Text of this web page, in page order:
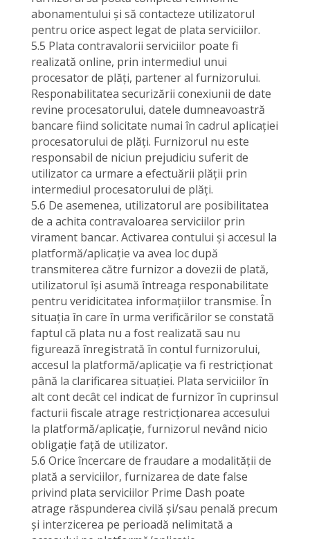
abonamentului și să contacteze utilizatorul
pentru orice aspect legat de plata serviciilor.
5.5 Plata contravalorii serviciilor poate fi
realizată online, prin intermediul unui
procesator de plăți, partener al furnizorului.
Responabilitatea securizării conexiunii de date
revine procesatorului, datele dumneavoastră
bancare fiind solicitate numai în cadrul aplicației
procesatorului de plăți. Furnizorul nu este
responsabil de niciun prejudiciu suferit de
utilizator ca urmare a efectuării plății prin
intermediul procesatorului de plăți.
5.6 De asemenea, utilizatorul are posibilitatea
de a achita contravaloarea serviciilor prin
virament bancar. Activarea contului și accesul la
platformă/aplicație va avea loc după
transmiterea către furnizor a dovezii de plată,
utilizatorul își asumă întreaga responabilitate
pentru veridicitatea informațiilor transmise. În
situația în care în urma verificărilor se constată
faptul că plata nu a fost realizată sau nu
figurează înregistrată în contul furnizorului,
accesul la platformă/aplicație va fi restricționat
până la clarificarea situației. Plata serviciilor în
alt cont decât cel indicat de furnizor în cuprinsul
facturii fiscale atrage restricționarea accesului
la platformă/aplicație, furnizorul nevând nicio
obligație față de utilizator.
5.6 Orice încercare de fraudare a modalității de
plată a serviciilor, furnizarea de date false
privind plata serviciilor Prime Dash poate
atrage răspunderea civilă și/sau penală precum
și interzicerea pe perioadă nelimitată a